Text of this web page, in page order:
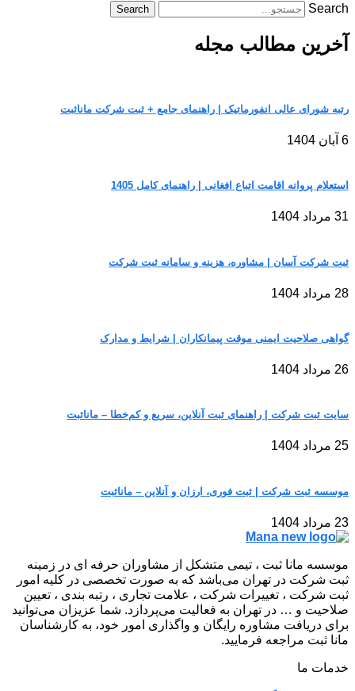
Search
Search
آخرین مطالب مجله
رتبه شورای عالی انفورماتیک | راهنمای جامع + ثبت شرکت مانا‌ثبت
6 آبان 1404
استعلام پروانه اقامت اتباع افغانی | راهنمای کامل 1405
31 مرداد 1404
ثبت شرکت آسان | مشاوره، هزینه و سامانه ثبت شرکت
28 مرداد 1404
گواهی صلاحیت ایمنی موقت پیمانکاران | شرایط و مدارک
26 مرداد 1404
سایت ثبت شرکت | راهنمای ثبت آنلاین، سریع و کم‌خطا – مانا‌ثبت
25 مرداد 1404
موسسه ثبت شرکت | ثبت فوری، ارزان و آنلاین – مانا‌ثبت
23 مرداد 1404
موسسه مانا ثبت ، تیمی متشکل از مشاوران حرفه ای در زمینه
ثبت شرکت در تهران می‌باشد که به صورت تخصصی در کلیه امور
ثبت شرکت ، تغییرات شرکت ، علامت تجاری ، رتبه بندی ، تعیین
صلاحیت و … در تهران به فعالیت می‌پردازد. شما عزیزان می‌توانید
برای دریافت مشاوره رایگان و واگذاری امور خود، به کارشناسان
مانا ثبت مراجعه فرمایید.
خدمات ما